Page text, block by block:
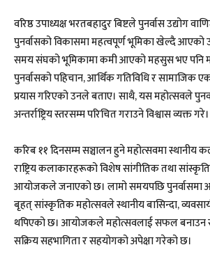
वरिष्ठ उपाध्यक्ष भरतबहादुर बिष्टले पुनर्वास उद्योग
पुनर्वासको विकासमा महत्वपूर्ण भूमिका खेल्दै
समय संघको भूमिकामा कमी आएको महसुस भए पनि
पुनर्वासको पहिचान, आर्थिक गतिविधि र सामाजिक
प्रयास गरिएको उनले बताए। साथै, यस महोत्सवले
अन्तर्राष्ट्रिय स्तरसम्म परिचित गराउने विश्वास व्यक्त गरे।
करिब ११ दिनसम्म सञ्चालन हुने महोत्सवमा स्थानीय
राष्ट्रिय कलाकारहरूको विशेष सांगीतिक तथा
आयोजकले जनाएको छ। लामो समयपछि पुनर्वासमा
बृहत् सांस्कृतिक महोत्सवले स्थानीय बासिन्दा,
थपिएको छ। आयोजकले महोत्सवलाई सफल बनाउन
सक्रिय सहभागिता र सहयोगको अपेक्षा गरेको छ।